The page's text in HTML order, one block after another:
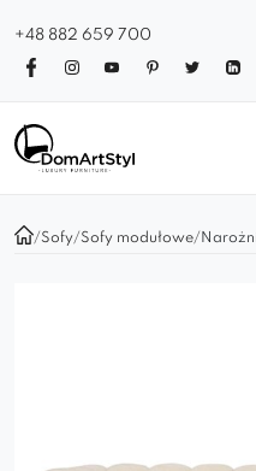
+48 882 659 700
/Sofy/Sofy modułowe/